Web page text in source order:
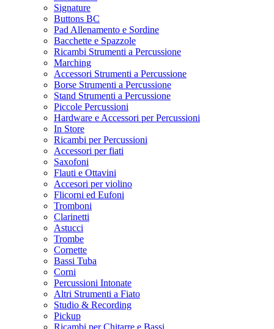
Signature
Buttons BC
Pad Allenamento e Sordine
Bacchette e Spazzole
Ricambi Strumenti a Percussione
Marching
Accessori Strumenti a Percussione
Borse Strumenti a Percussione
Stand Strumenti a Percussione
Piccole Percussioni
Hardware e Accessori per Percussioni
In Store
Ricambi per Percussioni
Accessori per fiati
Saxofoni
Flauti e Ottavini
Accesori per violino
Flicorni ed Eufoni
Tromboni
Clarinetti
Astucci
Trombe
Cornette
Bassi Tuba
Corni
Percussioni Intonate
Altri Strumenti a Fiato
Studio & Recording
Pickup
Ricambi per Chitarre e Bassi